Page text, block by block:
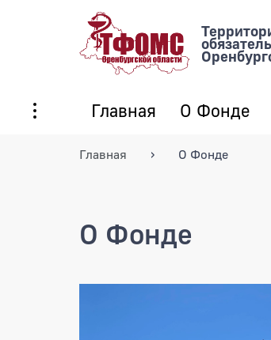
Главная О Фонде
Главная О Фонде
О Фонде